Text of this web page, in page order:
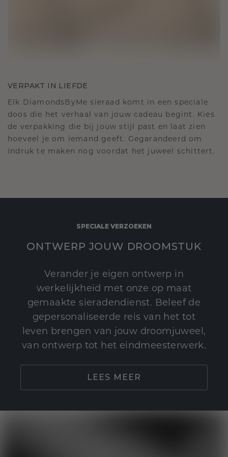
VERPAKT IN LIEFDE
Elk DiamondsByMe sieraad komt in een speciale
doos die het verhaal van jouw cadeau begint. Kies
de verpakking die bij jouw stijl past en laat zien
hoeveel je om iemand geeft. Gegarandeerd om
indruk te maken nog voordat het juweel schittert.
SPECIALE VERZOEKEN
ONTWERP JOUW DROOMSTUK
Verander je eigen ontwerp in
werkelijkheid met onze op maat
gemaakte sieradendienst. Beleef de
gepersonaliseerde reis van het tot
leven brengen van jouw droomjuweel,
van ontwerp tot het eindmeesterwerk.
LEES MEER